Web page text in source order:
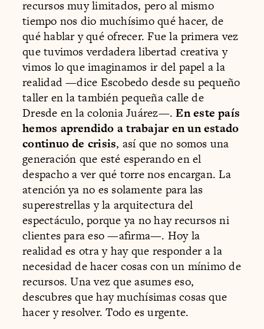
recursos muy limitados, pero al mismo
tiempo nos dio muchísimo qué hacer, de
qué hablar y qué ofrecer. Fue la primera vez
que tuvimos verdadera libertad creativa y
vimos lo que imaginamos ir del papel a la
realidad —dice Escobedo desde su pequeño
taller en la también pequeña calle de
Dresde en la colonia Juárez—.En este país
hemos aprendido a trabajar en un estado
continuo de crisis, así que no somos una
generación que esté esperando en el
despacho a ver qué torre nos encargan. La
atención ya no es solamente para las
superestrellas y la arquitectura del
espectáculo, porque ya no hay recursos ni
clientes para eso —afirma—. Hoy la
realidad es otra y hay que responder a la
necesidad de hacer cosas con un mínimo de
recursos. Una vez que asumes eso,
descubres que hay muchísimas cosas que
hacer y resolver. Todo es urgente.